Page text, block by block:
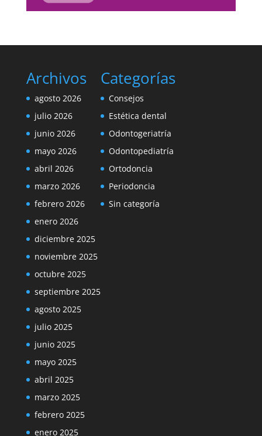
Archivos
agosto 2026
julio 2026
junio 2026
mayo 2026
abril 2026
marzo 2026
febrero 2026
enero 2026
diciembre 2025
noviembre 2025
octubre 2025
septiembre 2025
agosto 2025
julio 2025
junio 2025
mayo 2025
abril 2025
marzo 2025
febrero 2025
enero 2025
Categorías
Consejos
Estética dental
Odontogeriatría
Odontopediatría
Ortodoncia
Periodoncia
Sin categoría